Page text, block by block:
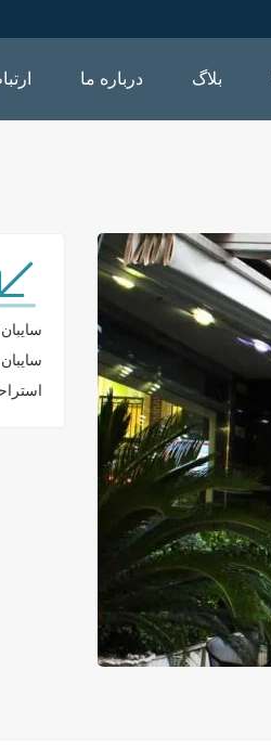
بلاگ درباره ما